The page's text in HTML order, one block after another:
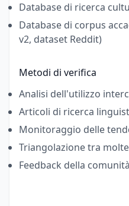
Database di ricerca
Database di corpus
v2, dataset Reddit)
Metodi di verifica
Analisi dell'utilizzo
Articoli di ricerca
Monitoraggio delle
Triangolazione tra
Feedback della comunità